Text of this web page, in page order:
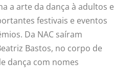
a arte da dança à adultos e
festivais e eventos
Da NAC saíram
Bastos, no corpo de
dança com nomes